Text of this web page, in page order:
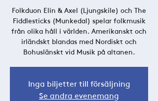
Folkduon Elin & Axel (Ljungskile) och The
Fiddlesticks (Munkedal) spelar folkmusik
från olika håll i världen. Amerikanskt och
irländskt blandas med Nordiskt och
Bohuslänskt vid Musik på altanen.
Inga biljetter till försäljning
Se andra evenemang